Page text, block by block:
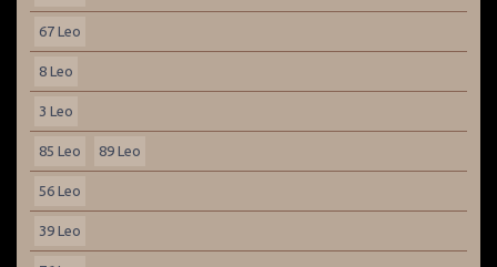
67 Leo
8 Leo
3 Leo
85 Leo 89 Leo
56 Leo
39 Leo